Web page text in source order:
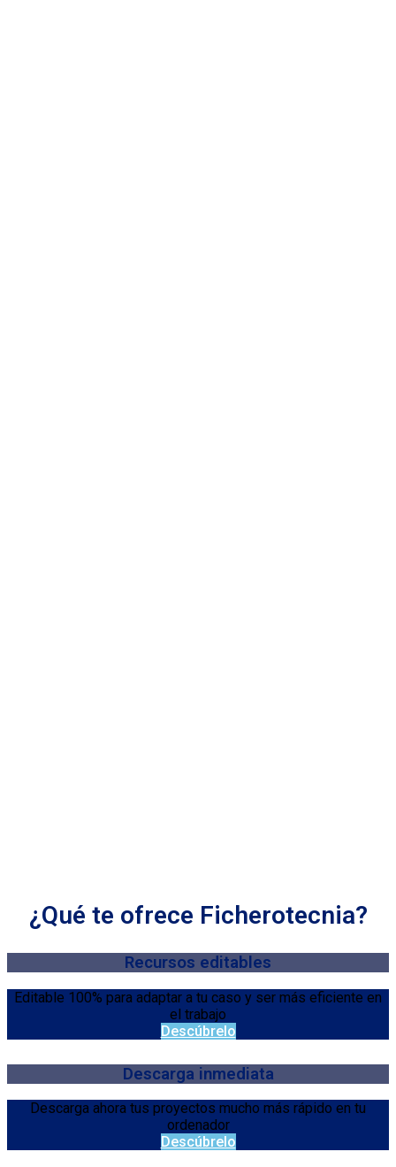
¿Qué te ofrece Ficherotecnia?
Recursos editables
Editable 100% para adaptar a tu caso y ser más eficiente en
el trabajo
Descúbrelo
Descarga inmediata
Descarga ahora tus proyectos mucho más rápido en tu
ordenador
Descúbrelo